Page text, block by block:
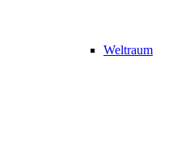
Weltraum